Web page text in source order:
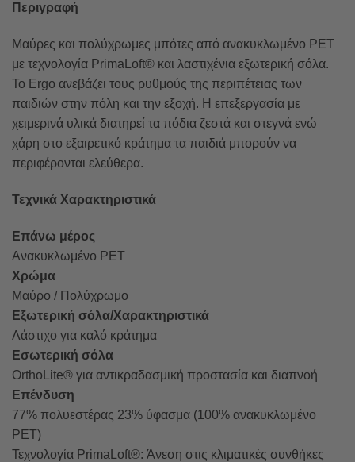
Περιγραφή
Μαύρες και πολύχρωμες μπότες από ανακυκλωμένο PET
με τεχνολογία PrimaLoft® και λαστιχένια εξωτερική σόλα.
Το Ergo ανεβάζει τους ρυθμούς της περιπέτειας των
παιδιών στην πόλη και την εξοχή. Η επεξεργασία με
χειμερινά υλικά διατηρεί τα πόδια ζεστά και στεγνά ενώ
χάρη στο εξαιρετικό κράτημα τα παιδιά μπορούν να
περιφέρονται ελεύθερα.
Τεχνικά Χαρακτηριστικά
Επάνω μέρος
Ανακυκλωμένο PET
Χρώμα
Μαύρο / Πολύχρωμο
Εξωτερική σόλα/Χαρακτηριστικά
Λάστιχο για καλό κράτημα
Εσωτερική σόλα
OrthoLite® για αντικραδασμική προστασία και διαπνοή
Επένδυση
77% πολυεστέρας 23% ύφασμα (100% ανακυκλωμένο
PET)
Τεχνολογία PrimaLoft®: Άνεση στις κλιματικές συνθήκες